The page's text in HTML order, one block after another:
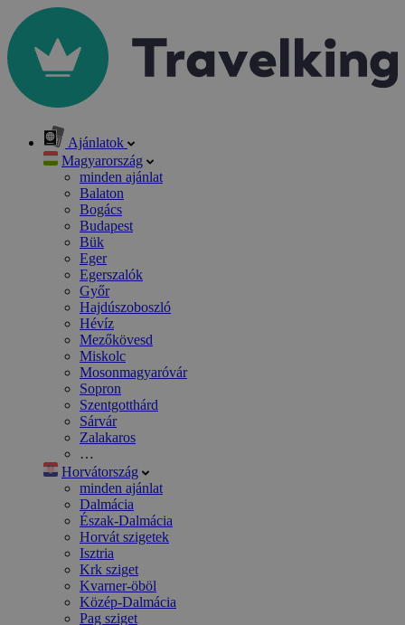
Ajánlatok
Magyarország
minden ajánlat
Balaton
Bogács
Budapest
Bük
Eger
Egerszalók
Győr
Hajdúszoboszló
Hévíz
Mezőkövesd
Miskolc
Mosonmagyaróvár
Sopron
Szentgotthárd
Sárvár
Zalakaros
…
Horvátország
minden ajánlat
Dalmácia
Észak-Dalmácia
Horvát szigetek
Isztria
Krk sziget
Kvarner-öböl
Közép-Dalmácia
Pag sziget